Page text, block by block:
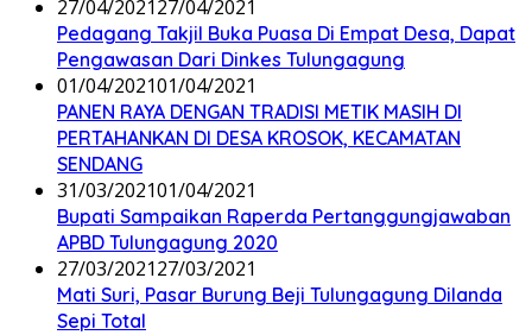
27/04/202127/04/2021
Pedagang Takjil Buka Puasa Di Empat Desa, Dapat
Pengawasan Dari Dinkes Tulungagung
01/04/202101/04/2021
PANEN RAYA DENGAN TRADISI METIK MASIH DI
PERTAHANKAN DI DESA KROSOK, KECAMATAN
SENDANG
31/03/202101/04/2021
Bupati Sampaikan Raperda Pertanggungjawaban
APBD Tulungagung 2020
27/03/202127/03/2021
Mati Suri, Pasar Burung Beji Tulungagung Dilanda
Sepi Total